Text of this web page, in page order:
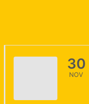
30
NOV